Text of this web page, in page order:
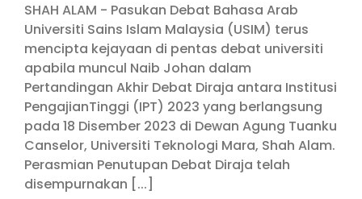
SHAH ALAM - Pasukan Debat Bahasa Arab
Universiti Sains Islam Malaysia (USIM) terus
mencipta kejayaan di pentas debat universiti
apabila muncul Naib Johan dalam
Pertandingan Akhir Debat Diraja antara Institusi
PengajianTinggi (IPT) 2023 yang berlangsung
pada 18 Disember 2023 di Dewan Agung Tuanku
Canselor, Universiti Teknologi Mara, Shah Alam.
Perasmian Penutupan Debat Diraja telah
disempurnakan [...]